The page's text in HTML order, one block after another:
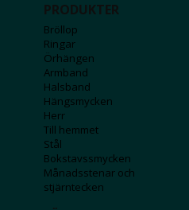
PRODUKTER
Bröllop
Ringar
Örhängen
Armband
Halsband
Hängsmycken
Herr
Till hemmet
Stål
Bokstavssmycken
Månadsstenar och
stjärntecken